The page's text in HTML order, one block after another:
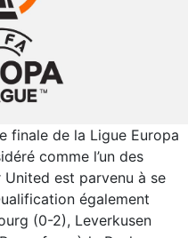
finale de la Ligue Europa
comme l’un des
est parvenu à se
également
(0-2), Leverkusen